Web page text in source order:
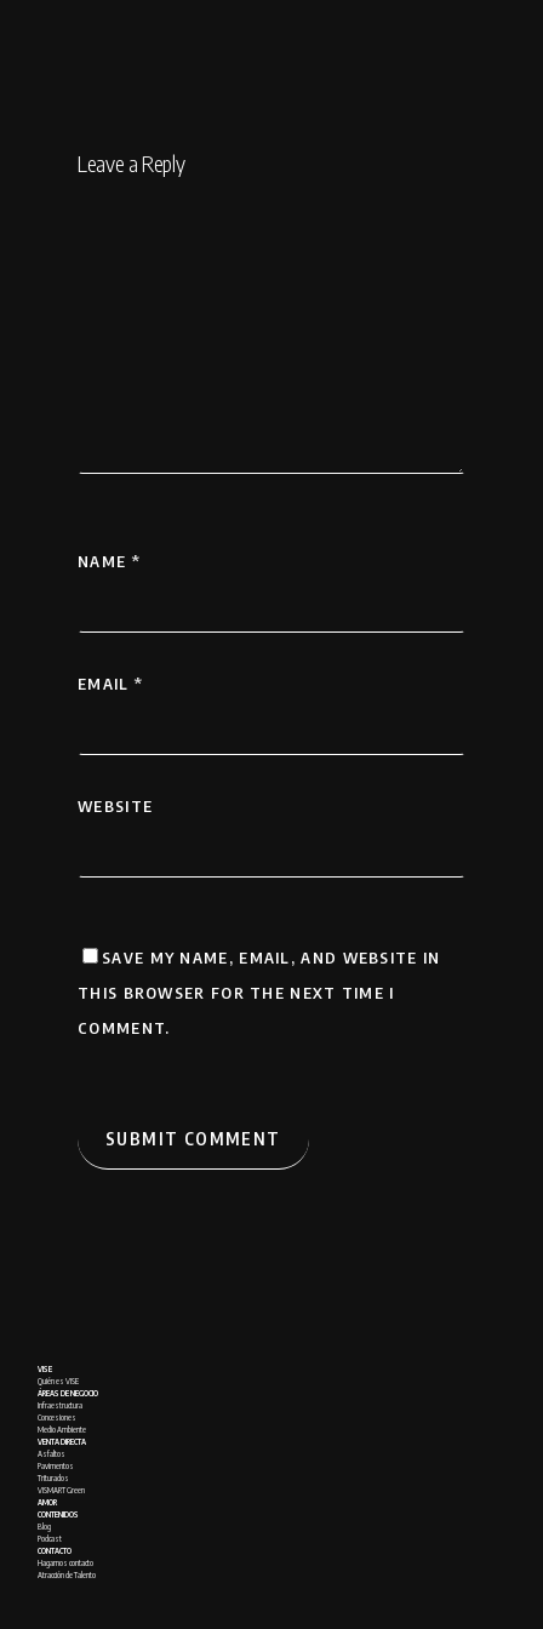
Leave a Reply
NAME *
EMAIL *
WEBSITE
SAVE MY NAME, EMAIL, AND WEBSITE IN
THIS BROWSER FOR THE NEXT TIME I
COMMENT.
VISE
Quién es VISE
ÁREAS DE NEGOCIO
Infraestructura
Concesiones
Medio Ambiente
VENTA DIRECTA
Asfaltos
Pavimentos
Triturados
VISMART Green
AMOR
CONTENIDOS
Blog
Podcast
CONTACTO
Hagamos contacto
Atracción de Talento